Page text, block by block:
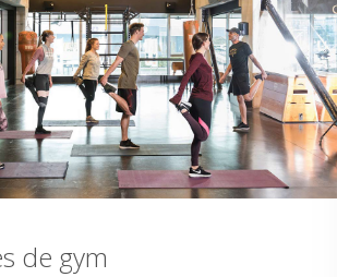
de gym